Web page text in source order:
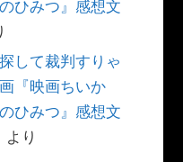
ひみつ』感想文
して裁判すりゃ
『映画ちいか
ひみつ』感想文
より